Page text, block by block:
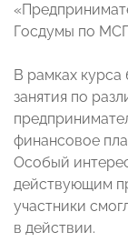
Госдумы по
В рамках
занятия по
финансовое
Особый
действующим
участники
в действии.